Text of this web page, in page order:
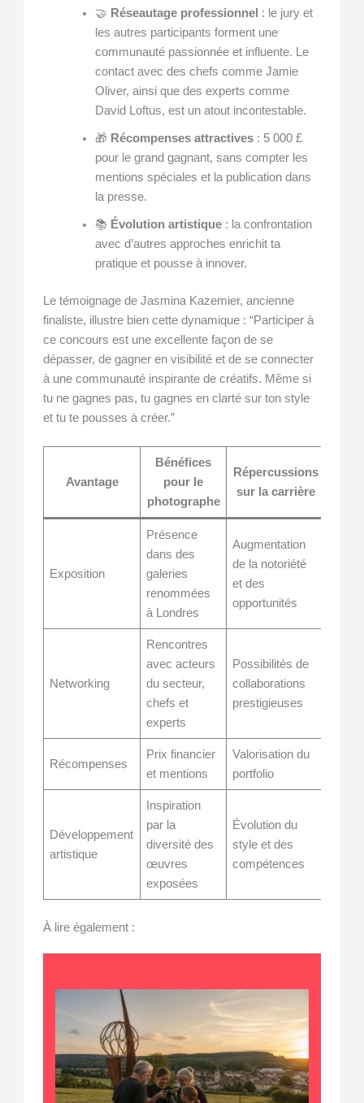
🤝 Réseautage professionnel : le jury et
les autres participants forment une
communauté passionnée et influente. Le
contact avec des chefs comme Jamie
Oliver, ainsi que des experts comme
David Loftus, est un atout incontestable.
🎁 Récompenses attractives: 5 000 £
pour le grand gagnant, sans compter les
mentions spéciales et la publication dans
la presse.
📚 Évolution artistique: la confrontation
avec d’autres approches enrichit ta
pratique et pousse à innover.
Le témoignage de Jasmina Kazemier, ancienne
finaliste, illustre bien cette dynamique : “Participer à
ce concours est une excellente façon de se
dépasser, de gagner en visibilité et de se connecter
à une communauté inspirante de créatifs. Même si
tu ne gagnes pas, tu gagnes en clarté sur ton style
et tu te pousses à créer.”
Avantage
Bénéfices
pour le
photographe
Répercussions
sur la carrière
Exposition
Présence
dans des
galeries
renommées
à Londres
Augmentation
de la notoriété
et des
opportunités
Networking
Rencontres
avec acteurs
du secteur,
chefs et
experts
Possibilités de
collaborations
prestigieuses
Récompenses
Prix financier
et mentions
Valorisation du
portfolio
Développement
artistique
Inspiration
par la
diversité des
œuvres
exposées
Évolution du
style et des
compétences
À lire également :